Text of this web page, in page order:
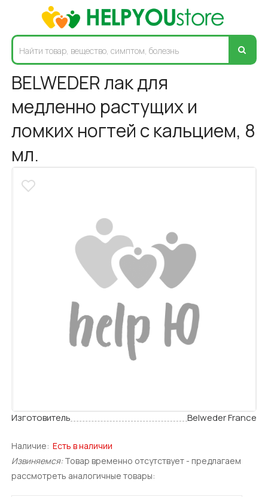
BELWEDER лак для
медленно растущих и
ломких ногтей с кальцием, 8
мл.
Изготовитель Belweder France
Наличие: Есть в наличии
Извиняемся: Товар временно отсутствует - предлагаем
рассмотреть аналогичные товары: